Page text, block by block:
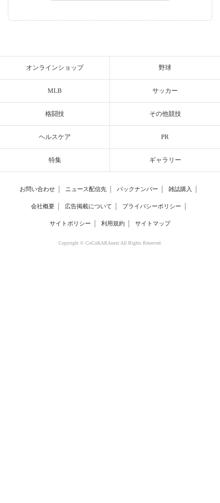
オンラインショップ 野球
MLB サッカー
格闘技 その他競技
ヘルスケア PR
特集 ギャラリー
お問い合わせ ニュース配信先 バックナンバー 雑誌購入
会社概要 広告掲載について プライバシーポリシー
サイトポリシー 利用規約 サイトマップ
Copyright © CoCoKARAnext All Rights Reserved.